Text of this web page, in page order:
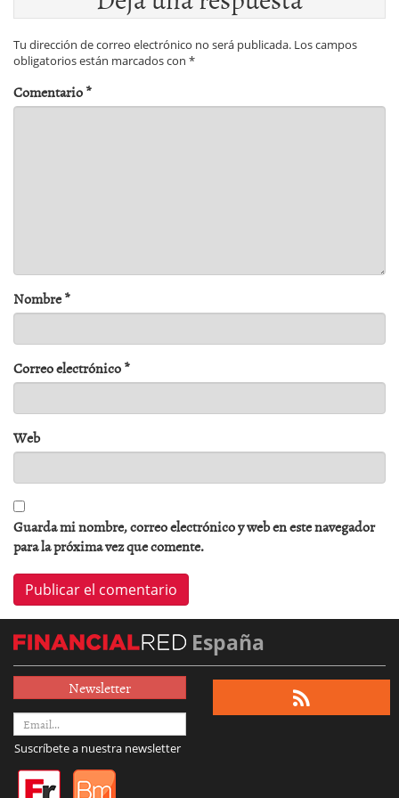
Tu dirección de correo electrónico no será publicada. Los campos
obligatorios están marcados con *
Comentario*
Nombre*
Correo electrónico*
Web
Guarda mi nombre, correo electrónico y web en este navegador
para la próxima vez que comente.
España
Newsletter
Suscríbete a nuestra newsletter